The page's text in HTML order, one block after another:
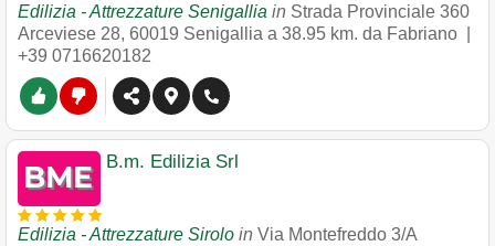
Edilizia - Attrezzature Senigallia in Strada Provinciale 360
Arceviese 28, 60019 Senigallia a 38.95 km. da Fabriano |
+39 0716620182
B.m. Edilizia Srl
Edilizia - Attrezzature Sirolo in Via Montefreddo 3/A